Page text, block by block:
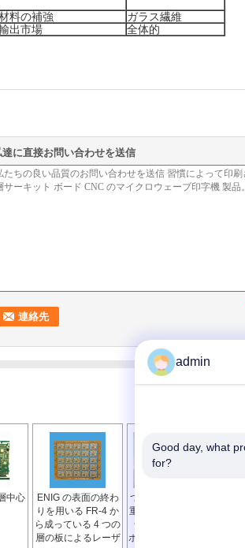
料の補強
ガラス繊維
出市場 全体的
達に直接お問い合わせを送信
中心
ENIG の表面の終わ
りを用いる FR-4 か
ら成っている 4 つの
層の板によるレーザ
つくことのための二
重層 LED PCB 板は/
ライト サーキット
ボード アセンブリを
admin
Good day, what
for?